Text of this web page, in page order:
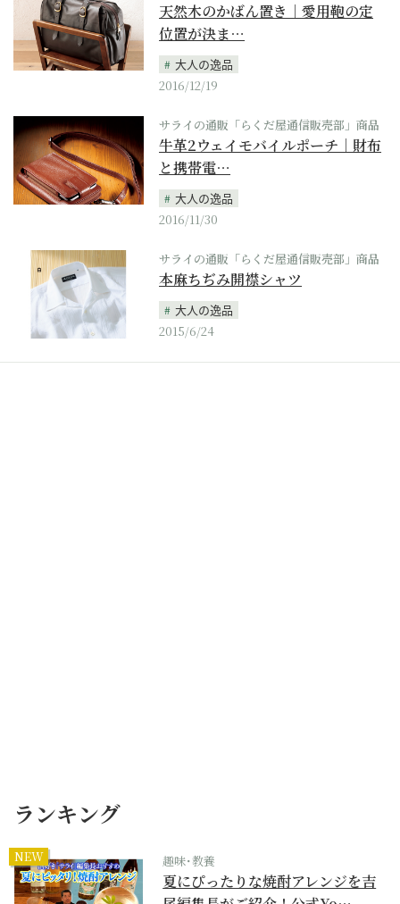
天然木のかばん置き｜愛用鞄の定
位置が決ま…
大人の逸品
2016/12/19
サライの通販「らくだ屋通信販売部」商品
牛革2ウェイモバイルポーチ｜財布
と携帯電…
大人の逸品
2016/11/30
サライの通販「らくだ屋通信販売部」商品
本麻ちぢみ開襟シャツ
大人の逸品
2015/6/24
ランキング
NEW 趣味･教養
夏にぴったりな焼酎アレンジを吉